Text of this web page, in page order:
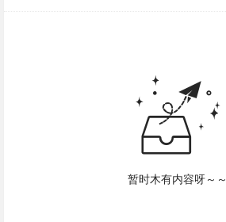
暂时木有内容呀～～